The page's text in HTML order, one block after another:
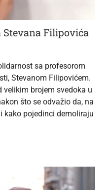
Stevana Filipovića
sa profesorom
Stevanom Filipovićem.
velikim brojem svedoka u
što se odvažio da, na
kako pojedinci demoliraju